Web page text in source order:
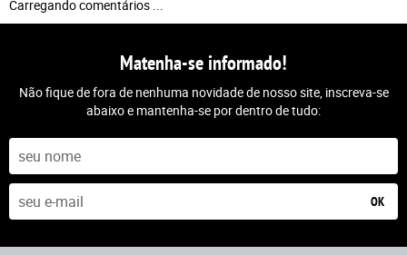
Carregando comentários ...
Matenha-se informado!
Não fique de fora de nenhuma novidade de nosso site, inscreva-se
abaixo e mantenha-se por dentro de tudo:
OK